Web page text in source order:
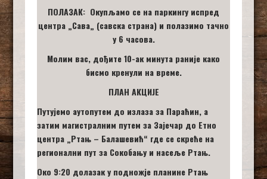
ПОЛАЗАК: Окупљамо се на паркингу испред
центра „Сава„ (савска страна) и полазимо тачно
у 6 часова.
Молим вас, дођите 10-ак минута раније како
бисмо кренули на време.
ПЛАН АКЦИЈЕ
Путујемо аутопутем до излаза за Параћин, а
затим магистралним путем за Зајечар до Етно
центра „Ртањ – Балашевић“ где се скреће на
регионални пут за Сокобању и насеље Ртањ.
Око 9:20 долазак у подножје планине Ртањ